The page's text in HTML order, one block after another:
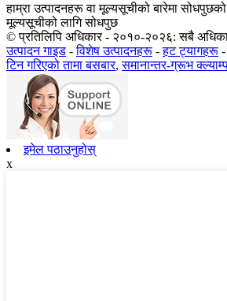
हाम्रा उत्पादनहरू वा मूल्यसूचीको बारेमा
मूल्यसूचीको लागि सोधपुछ
© प्रतिलिपि अधिकार - २०१०-२०२६: सबै
उत्पादन गाइड -विशेष उत्पादनहरू -हट ट्यागहरू
टिन गरिएको तामा बसबार,समानान्तर-ग्रूभ
इमेल पठाउनुहोस्
x